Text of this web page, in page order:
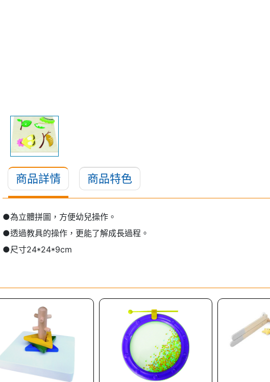
商品詳情 商品特色
●為立體拼圖，方便幼兒操作。
●透過教具的操作，更能了解成長過程。
●尺寸24*24*9cm